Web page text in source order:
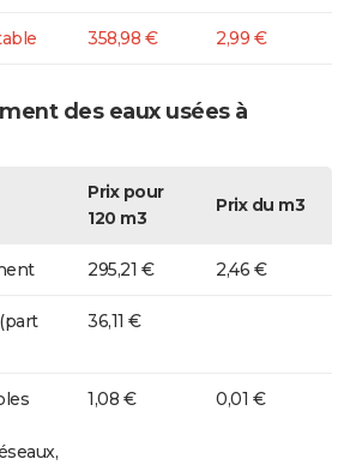
358,98 € 2,99 €
des eaux usées à
Prix pour
120 m3
Prix du m3
295,21 € 2,46 €
36,11 €
1,08 € 0,01 €